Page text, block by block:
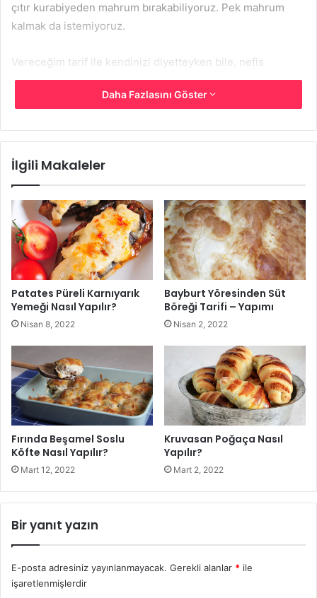
çıtır kurabiyeden mahrum bırakabiliyoruz. Pek mahrum
kalmak da istemiyoruz.
Vereceğim tarif ile kendinizi diyetteyken bile, nefis
kurabiyelerden mahrum bırakmayacaksınız.
1 su bardağı kepekli un,
1 çay kaşığı karbonat,
1 çay kaşığı kabartma tozu,
1,5 yemek kaşığı portakal kabuğu rendesi,
1,5 çay kaşığı tuz,
1,5 su bardağı toz şeker,
100 gram doğal tereyağı,
1 yumurta,
1 yemek kaşığı vanilya.
Bu nefis kurabiyeyi pişirin ve afiyetle yiyin. Korkmayın, bu
kurabiye diyet, kalori yok bu kurabiyede. İçiniz rahat olsun.
Peki, bu nefis kurabiyeleri nasıl yemeye hazır hale
getireceğiz?
Daha Fazlasını Göster
İlgili Makaleler
Patates Püreli Karnıyarık
Yemeği Nasıl Yapılır?
Nisan 8, 2022
Bayburt Yöresinden Süt
Böreği Tarifi – Yapımı
Nisan 2, 2022
Fırında Beşamel Soslu
Köfte Nasıl Yapılır?
Mart 12, 2022
Kruvasan Poğaça Nasıl
Yapılır?
Mart 2, 2022
Bir yanıt yazın
E-posta adresiniz yayınlanmayacak. Gerekli alanlar * ile
işaretlenmişlerdir